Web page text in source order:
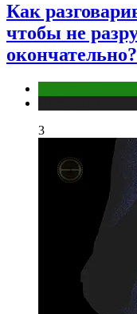
Как
чтобы не
окончательно?
3